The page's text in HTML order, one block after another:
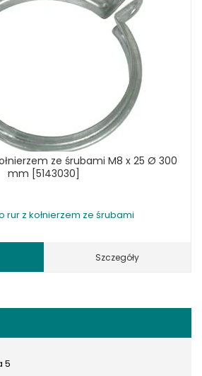
ze śrubami M8 x 25 Ø 300
mm [5143030]
rur z kołnierzem ze śrubami
Szczegóły
5